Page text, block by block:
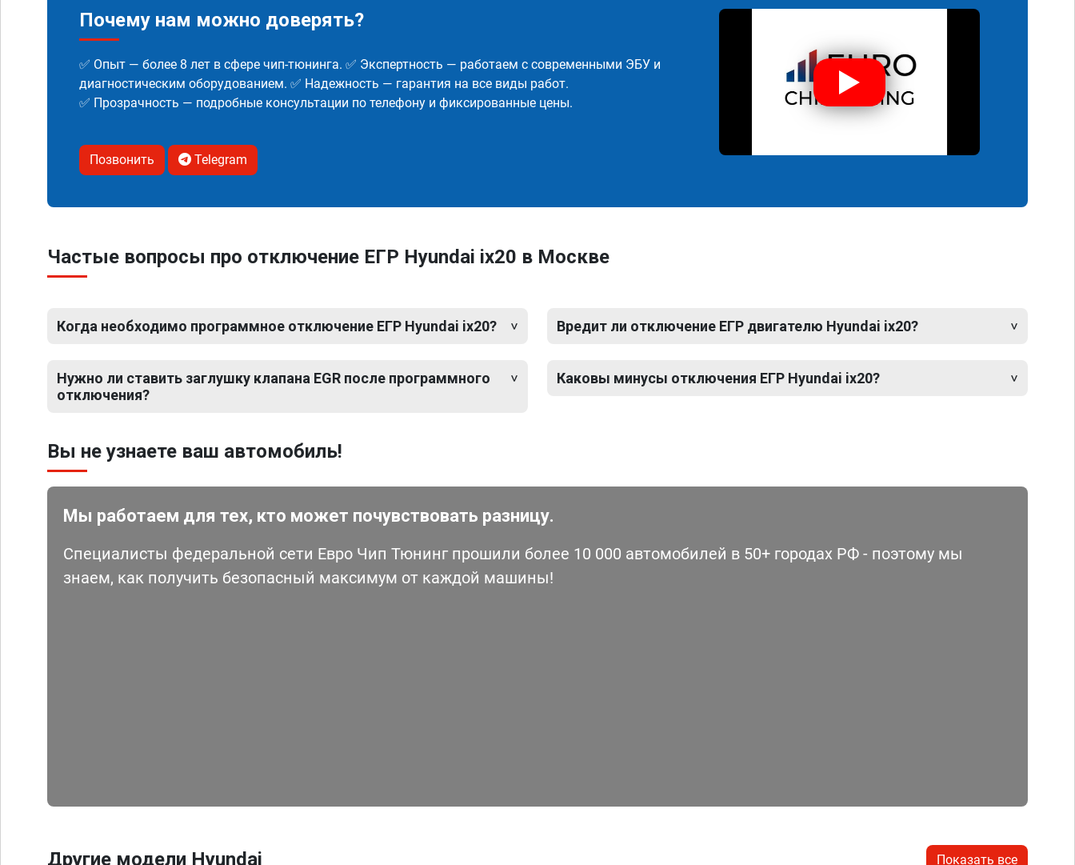
Почему нам можно доверять?
✅ Опыт — более 8 лет в сфере чип-тюнинга. ✅ Экспертность — работаем с современными ЭБУ и
диагностическим оборудованием. ✅ Надежность — гарантия на все виды работ.
✅ Прозрачность — подробные консультации по телефону и фиксированные цены.
Позвонить Telegram
Частые вопросы про отключение ЕГР Hyundai ix20 в Москве
Когда необходимо программное отключение ЕГР Hyundai ix20?
Нужно ли ставить заглушку клапана EGR после программного
отключения?
Вредит ли отключение ЕГР двигателю Hyundai ix20?
Каковы минусы отключения ЕГР Hyundai ix20?
Вы не узнаете ваш автомобиль!
Мы работаем для тех, кто может почувствовать разницу.
Специалисты федеральной сети Евро Чип Тюнинг прошили более 10 000 автомобилей в 50+ городах РФ - поэтому мы
знаем, как получить безопасный максимум от каждой машины!
Другие модели Hyundai Показать все